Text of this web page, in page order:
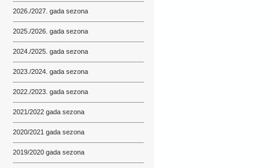
2026./2027. gada sezona
2025./2026. gada sezona
2024./2025. gada sezona
2023./2024. gada sezona
2022./2023. gada sezona
2021/2022 gada sezona
2020/2021 gada sezona
2019/2020 gada sezona